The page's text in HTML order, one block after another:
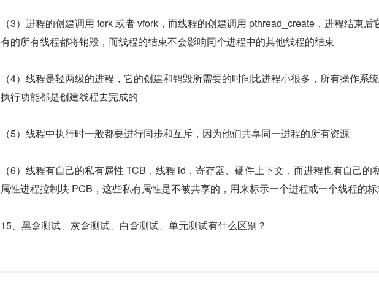
（3）进程的创建调用 fork 或者 vfork，而线程的创建调用 pthread_create，进程结束后
有的所有线程都将销毁，而线程的结束不会影响同个进程中的其他线程的结束
（4）线程是轻两级的进程，它的创建和销毁所需要的时间比进程小很多，所有操作系
执行功能都是创建线程去完成的
（5）线程中执行时一般都要进行同步和互斥，因为他们共享同一进程的所有资源
（6）线程有自己的私有属性 TCB，线程 id，寄存器、硬件上下文，而进程也有自己的
属性进程控制块 PCB，这些私有属性是不被共享的，用来标示一个进程或一个线程的
15、黑盒测试、灰盒测试、白盒测试、单元测试有什么区别？